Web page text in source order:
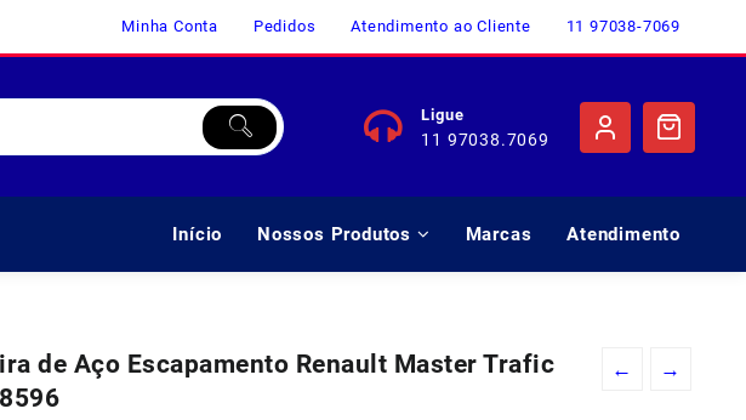
Minha Conta Pedidos Atendimento ao Cliente 11 97038-7069
Ligue
11 97038.7069
Início Nossos Produtos Marcas Atendimento
← →
de Aço Escapamento Renault Master Trafic